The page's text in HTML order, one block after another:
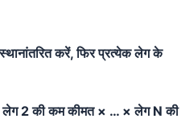
करें, फिर प्रत्येक लेग के
2 की कम कीमत × … × लेग N की